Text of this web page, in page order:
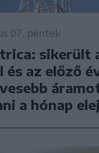
07., péntek
sikerült
és az előző
a hónap